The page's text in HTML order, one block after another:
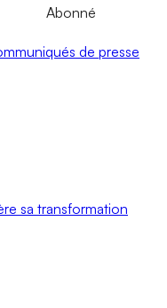
Abonné
de presse
sa transformation